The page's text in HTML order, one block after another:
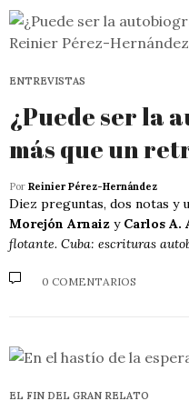
ENTREVISTAS
¿Puede ser la
más que un
Por Reinier Pérez-Hernández
Diez preguntas, dos notas y
Morejón Arnaiz y Carlos A.
flotante. Cuba: escrituras
0 COMENTARIOS
EL FIN DEL GRAN RELATO